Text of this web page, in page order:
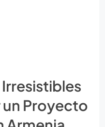
Irresistibles
Proyecto